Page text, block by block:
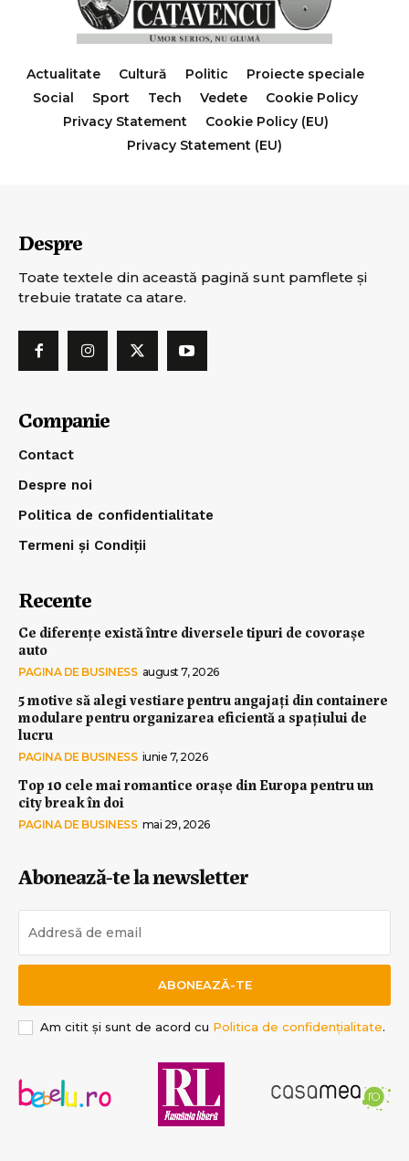
Actualitate Cultură Politic
Proiecte speciale
Social
Sport Tech Vedete
Cookie Policy
Privacy Statement
Cookie Policy (EU)
Privacy Statement (EU)
Despre
Toate textele din această pagină sunt pamflete şi
trebuie tratate ca atare.
Companie
Contact
Despre noi
Politica de confidentialitate
Termeni și Condiții
Recente
Ce diferențe există între diversele tipuri de covorașe
auto
PAGINA DE BUSINESS august 7, 2026
5 motive să alegi vestiare pentru angajați din containere
modulare pentru organizarea eficientă a spațiului de
lucru
PAGINA DE BUSINESS iunie 7, 2026
Top 10 cele mai romantice orașe din Europa pentru un
city break în doi
PAGINA DE BUSINESS mai 29, 2026
Abonează-te la newsletter
ABONEAZĂ-TE
Am citit și sunt de acord cu Politica de confidențialitate.